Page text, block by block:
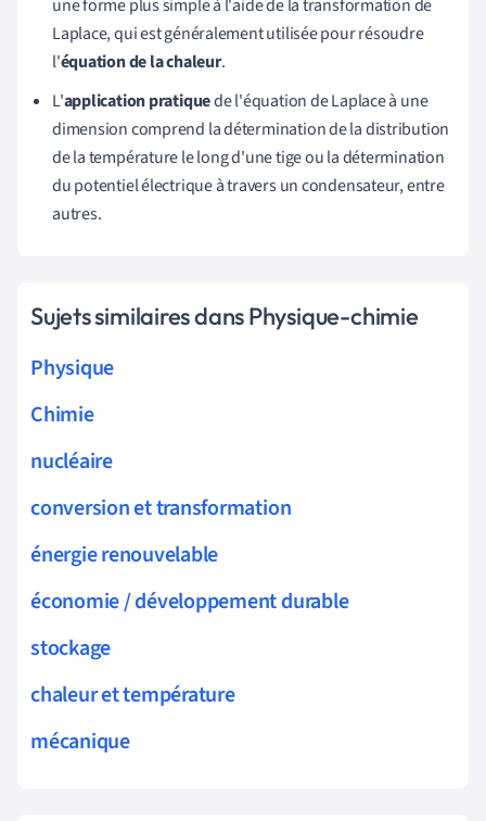
une forme plus simple à l'aide de la transformation de
Laplace, qui est généralement utilisée pour résoudre
l'équation de la chaleur.
L'application pratiquede l'équation de Laplace à une
dimension comprend la détermination de la distribution
de la température le long d'une tige ou la détermination
du potentiel électrique à travers un condensateur, entre
autres.
Sujets similaires dans Physique-chimie
Physique
Chimie
nucléaire
conversion et transformation
énergie renouvelable
économie / développement durable
stockage
chaleur et température
mécanique